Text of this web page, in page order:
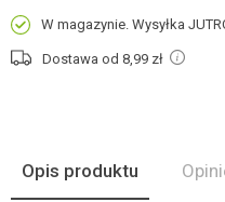
W magazynie. Wysyłka
Dostawa od 8,99 zł
Opis produktu